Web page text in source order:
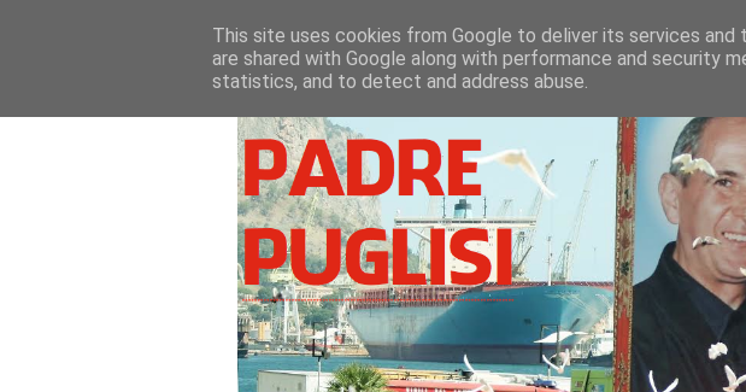
This site uses cookies from Google to deliver its services and
are shared with Google along with performance and security
statistics, and to detect and address abuse.